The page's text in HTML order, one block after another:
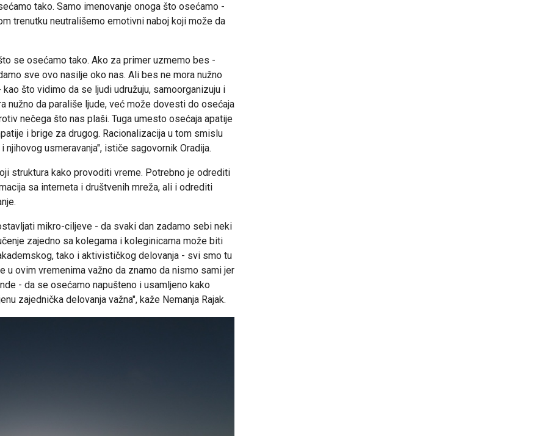
tako. Samo imenovanje onoga što osećamo -
trenutku neutrališemo emotivni naboj koji može da
se osećamo tako. Ako za primer uzmemo bes -
sve ovo nasilje oko nas. Ali bes ne mora nužno
što vidimo da se ljudi udružuju, samoorganizuju i
nužno da parališe ljude, već može dovesti do osećaja
nečega što nas plaši. Tuga umesto osećaja apatije
i brige za drugog. Racionalizacija u tom smislu
usmeravanja", ističe sagovornik Oradija.
struktura kako provoditi vreme. Potrebno je odrediti
sa interneta i društvenih mreža, ali i odrediti
mikro-ciljeve - da svaki dan zadamo sebi neki
zajedno sa kolegama i koleginicama može biti
tako i aktivističkog delovanja - svi smo tu
ovim vremenima važno da znamo da nismo sami jer
- da se osećamo napušteno i usamljeno kako
zajednička delovanja važna", kaže Nemanja Rajak.